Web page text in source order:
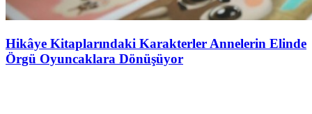
Hikâye Kitaplarındaki Karakterler Annelerin Elinde
Örgü Oyuncaklara Dönüşüyor